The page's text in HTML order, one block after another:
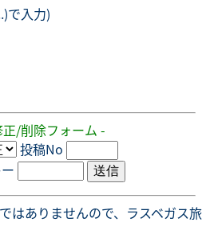
で入力)
/削除フォーム -
投稿No
はありませんので、ラスベガス旅